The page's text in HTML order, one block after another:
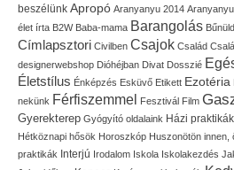
beszélünk Apropó Aranyanyu 2014
élet írta B2W Baba-mama Barangolás
Címlapsztori Civilben Csajok Család
designerwebshop Dióhéjban Divat Dosszié
Életstílus Énképzés Esküvő Etikett Ezotéria
nekünk Férfiszemmel Fesztivál Film
Gyerekterep Gyógyító oldalaink Házi praktikák
Hétköznapi hősök Horoszkóp Huszonötön innen,
praktikák Interjú Irodalom Iskola Iskolakezdés